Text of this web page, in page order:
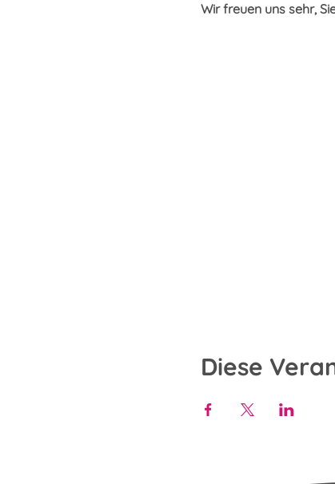
Wir freuen uns sehr,
Diese